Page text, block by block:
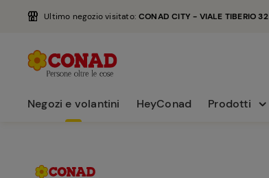
Ultimo negozio visitato: CONAD CITY - VIALE TIBERIO 32
Negozi e volantini HeyConad Prodotti